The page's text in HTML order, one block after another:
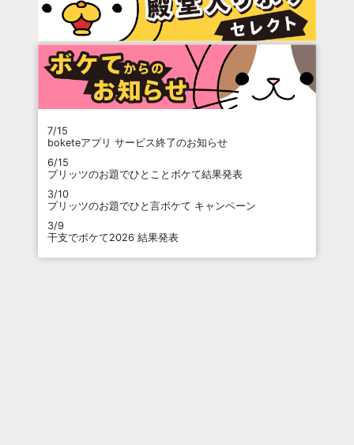
7/15
boketeアプリ サービス終了のお知らせ
6/15
プリッツのお題でひとことボケて結果発表
3/10
プリッツのお題でひと言ボケて キャンペーン
3/9
干支でボケて2026 結果発表